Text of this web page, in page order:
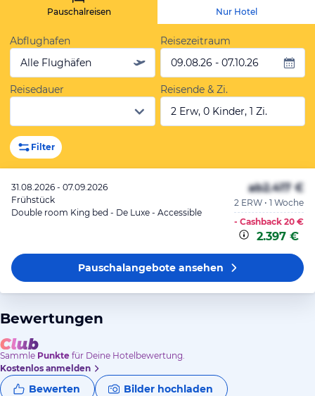
Pauschalreisen Nur Hotel
Abflughafen
Alle Flughäfen
Reisezeitraum
09.08.26 - 07.10.26
Reisedauer
Reisende & Zi.
2 Erw, 0 Kinder, 1 Zi.
Filter
31.08.2026 - 07.09.2026
Frühstück
Double room King bed - De Luxe - Accessible
ab2.417 €
2 ERW • 1 Woche
- Cashback 20 €
2.397 €
Pauschalangeboteansehen
Bewertungen
Sammle Punkte für Deine Hotelbewertung.
Kostenlos anmelden
Bewerten Bilder hochladen